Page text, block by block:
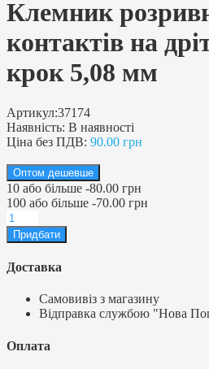
Клемник
контактів на
крок 5,08 мм
Артикул:37174
Наявність: В наявності
Ціна без ПДВ: 90.00 грн
Оптом дешевше
10 або більше -80.00 грн
100 або більше -70.00 грн
Доставка
Самовивіз з магазину
Відправка службою "Нова
Оплата